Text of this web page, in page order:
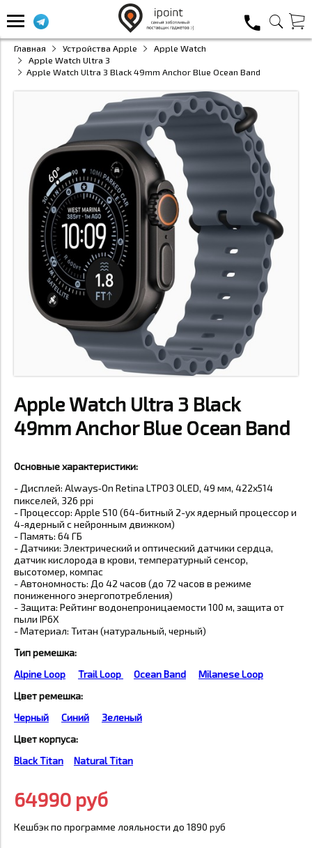
Главная Устройства Apple
Apple Watch
Apple Watch Ultra 3
Apple Watch Ultra 3 Black 49mm Anchor Blue Ocean Band
Apple Watch Ultra 3 Black
49mm Anchor Blue Ocean Band
Основные характеристики:
- Дисплей: Always‑On Retina LTPO3 OLED, 49 мм, 422x514
пикселей, 326 ppi
- Процессор: Apple S10 (64-битный 2-ух ядерный процессор и
4-ядерный с нейронным движком)
- Память: 64 ГБ
- Датчики: Электрический и оптический датчики сердца,
датчик кислорода в крови, температурный сенсор,
высотомер, компас
- Автономность: До 42 часов (до 72 часов в режиме
пониженного энергопотребления)
- Защита: Рейтинг водонепроницаемости 100 м, защита от
пыли IP6X
- Материал: Титан (натуральный, черный)
Тип ремешка:
Alpine Loop
Trail Loop Ocean Band
Milanese Loop
Цвет ремешка:
Черный
Синий
Зеленый
Цвет корпуса:
Black Titan
Natural Titan
64990 руб
Кешбэк по программе лояльности до 1890 руб